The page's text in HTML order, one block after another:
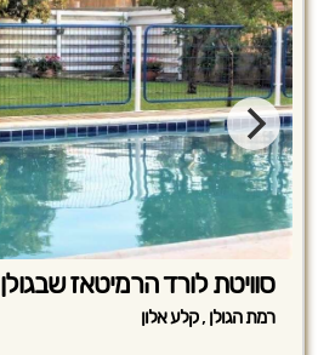
סוויטת לורד הרמיטאז שבגולן
רמת הגולן ,קלע אלון